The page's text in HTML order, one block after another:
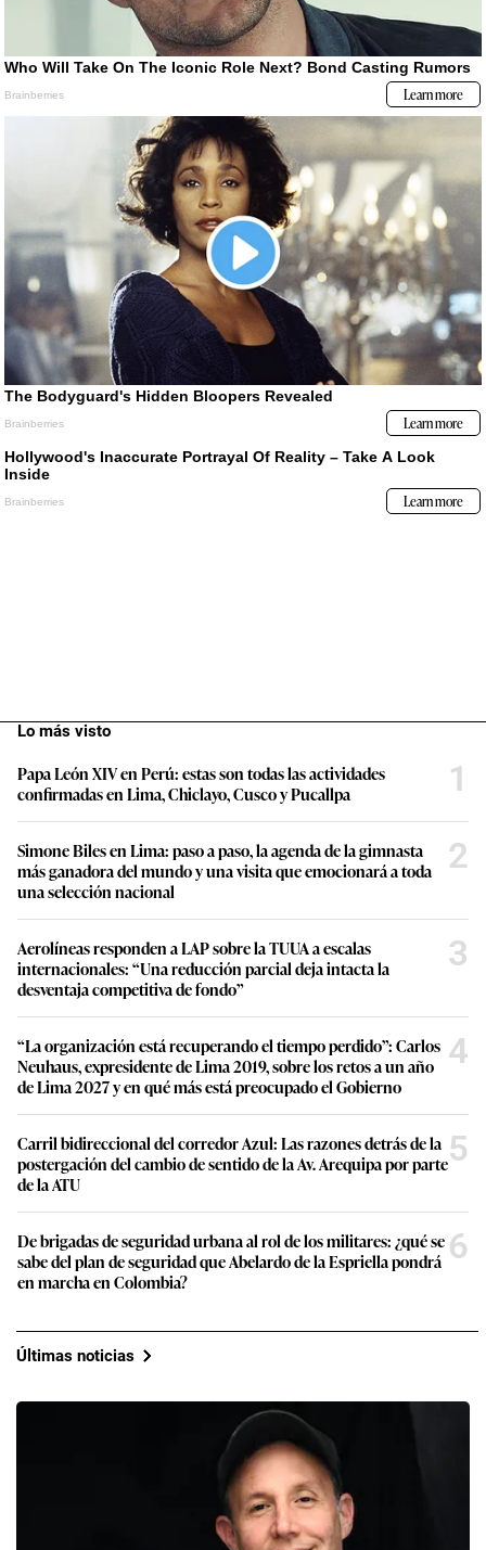
Lo más visto
Papa León XIV en Perú: estas son todas las actividades
confirmadas en Lima, Chiclayo, Cusco y Pucallpa
1
Simone Biles en Lima: paso a paso, la agenda de la gimnasta
más ganadora del mundo y una visita que emocionará a toda
una selección nacional
2
Aerolíneas responden a LAP sobre la TUUA a escalas
internacionales: “Una reducción parcial deja intacta la
desventaja competitiva de fondo”
3
“La organización está recuperando el tiempo perdido”: Carlos
Neuhaus, expresidente de Lima 2019, sobre los retos a un año
de Lima 2027 y en qué más está preocupado el Gobierno
4
Carril bidireccional del corredor Azul: Las razones detrás de la
postergación del cambio de sentido de la Av. Arequipa por parte
de la ATU
5
De brigadas de seguridad urbana al rol de los militares: ¿qué se
sabe del plan de seguridad que Abelardo de la Espriella pondrá
en marcha en Colombia?
6
Últimas noticias